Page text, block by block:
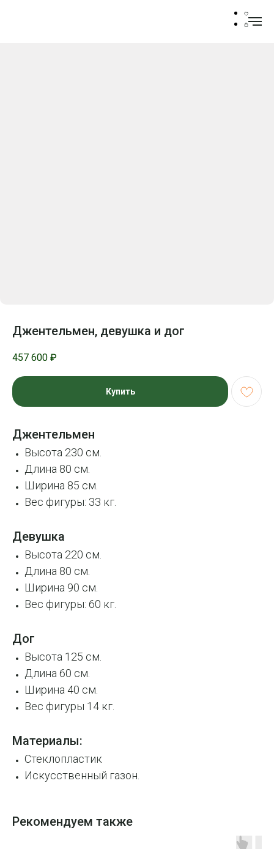
Джентельмен, девушка и дог
457 600 ₽
Купить
Джентельмен
Высота 230 см.
Длина 80 см.
Ширина 85 см.
Вес фигуры: 33 кг.
Девушка
Высота 220 см.
Длина 80 см.
Ширина 90 см.
Вес фигуры: 60 кг.
Дог
Высота 125 см.
Длина 60 см.
Ширина 40 см.
Вес фигуры 14 кг.
Материалы:
Стеклопластик
Искусственный газон.
Рекомендуем также